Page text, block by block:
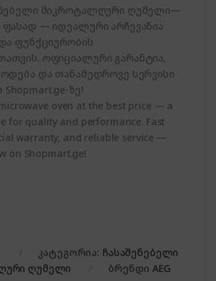
მიკროტალღური ღუმელი—
ფასად — იდეალური არჩევანია
ფუნქციურობის
ოფიციალური გარანტია,
და თანამედროვე სერვისი
ზე!
oven at the best price — a
for quality and performance. Fast
warranty, and reliable service —
on Shopmart.ge!
კატეგორია: ჩასაშენებელი
ღუმელი
ბრენდიAEG